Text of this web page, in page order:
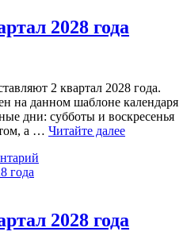
квартал
2028
2028 года
2 квартал 2028 года.
на данном шаблоне календаря
дни: субботы и воскресенья
а … Читайте далее
квартал
2028
2028 года